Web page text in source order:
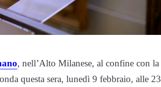
, nell’Alto Milanese, al confine con la
questa sera, lunedì 9 febbraio, alle 23